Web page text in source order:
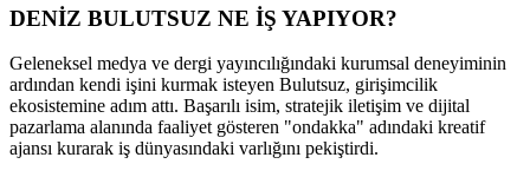
DENİZ BULUTSUZ NE İŞ YAPIYOR?
Geleneksel medya ve dergi yayıncılığındaki kurumsal deneyiminin
ardından kendi işini kurmak isteyen Bulutsuz, girişimcilik
ekosistemine adım attı. Başarılı isim, stratejik iletişim ve dijital
pazarlama alanında faaliyet gösteren "ondakka" adındaki kreatif
ajansı kurarak iş dünyasındaki varlığını pekiştirdi.